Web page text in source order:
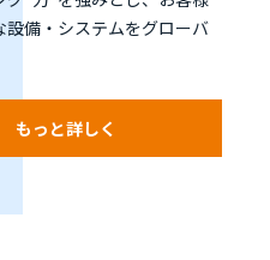
備・システムをグローバ
もっと詳しく